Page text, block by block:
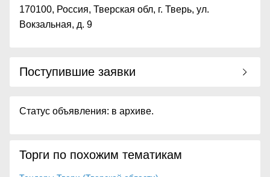
170100, Россия, Тверская обл, г. Тверь, ул.
Вокзальная, д. 9
Поступившие заявки
Статус объявления: в архиве.
Торги по похожим тематикам